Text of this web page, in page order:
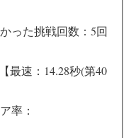
った挑戦回数：5回
最速：14.28秒(第40
率：